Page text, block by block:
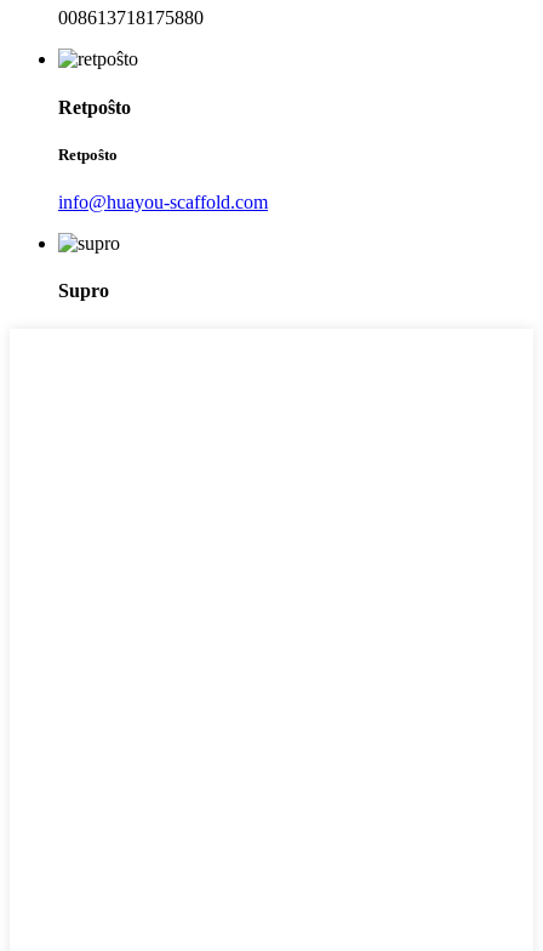
008613718175880
Retpoŝto
Retpoŝto
info@huayou-scaffold.com
Supro